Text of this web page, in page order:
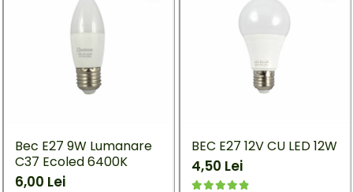
Bec E27 9W Lumanare
C37 Ecoled 6400K
6,00 Lei
BEC E27 12V CU LED 12W
4,50 Lei